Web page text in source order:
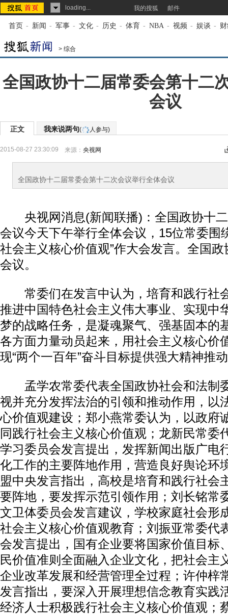
loading... 我的搜狐 邮件
首页 - 新闻 - 军事 - 文化 - 历史 - 体育 - NBA - 视频 - 娱谈 -
> 综合
全国政协十二届常委会第十二
会议
正文 我来说两句( 人参与)
2015-08-27 23:30:09 来源： 央视网
全国政协十二届常委会第十二次会议举行全体会议
央视网消息(新闻联播)：全国政协十二
会议今天下午举行全体会议，15位常委围
社会主义核心价值观”作大会发言。全国
会议。
常委们在发言中认为，培育和践行社
推进中国特色社会主义伟大事业、实现中
梦的战略任务，是凝魂聚气、强基固本的
各方面力量动员起来，用社会主义核心价
现“两个一百年”奋斗目标提供强大精神推
孟学农常委代表全国政协社会和法制
视并充分发挥法治的引领和推动作用，以
心价值观建设；郑小燕常委认为，以政府
同践行社会主义核心价值观；龙新民常委
学习委员会发言提出，发挥新闻出版广电
化工作的主要阵地作用，营造良好舆论环
盟中央发言指出，高校是培育和践行社会
要阵地，要发挥示范引领作用；刘长铭常
文卫体委员会发言建议，学校家庭社会形
社会主义核心价值观教育；刘振亚常委代
会发言提出，国有企业要将国家价值目标
民价值准则全面融入企业文化，把社会主
企业改革发展和经营管理全过程；许仲梓
发言指出，要深入开展理想信念教育实践
经济人士积极践行社会主义核心价值观；